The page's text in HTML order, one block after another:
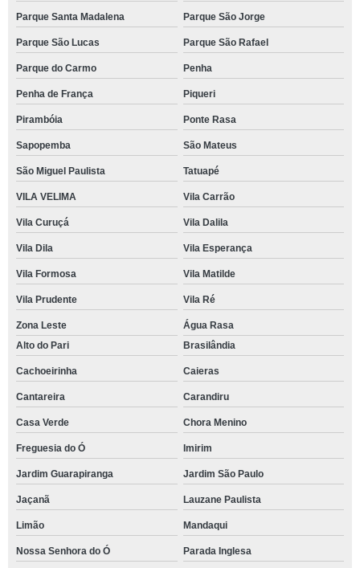
Parque Santa Madalena Parque São Jorge
Parque São Lucas Parque São Rafael
Parque do Carmo Penha
Penha de França Piqueri
Pirambóia Ponte Rasa
Sapopemba São Mateus
São Miguel Paulista Tatuapé
VILA VELIMA Vila Carrão
Vila Curuçá Vila Dalila
Vila Dila Vila Esperança
Vila Formosa Vila Matilde
Vila Prudente Vila Ré
Zona Leste
Água Rasa
Alto do Pari
Brasilândia
Cachoeirinha Caieras
Cantareira Carandiru
Casa Verde Chora Menino
Freguesia do Ó Imirim
Jardim Guarapiranga Jardim São Paulo
Jaçanã Lauzane Paulista
Limão Mandaqui
Nossa Senhora do Ó Parada Inglesa